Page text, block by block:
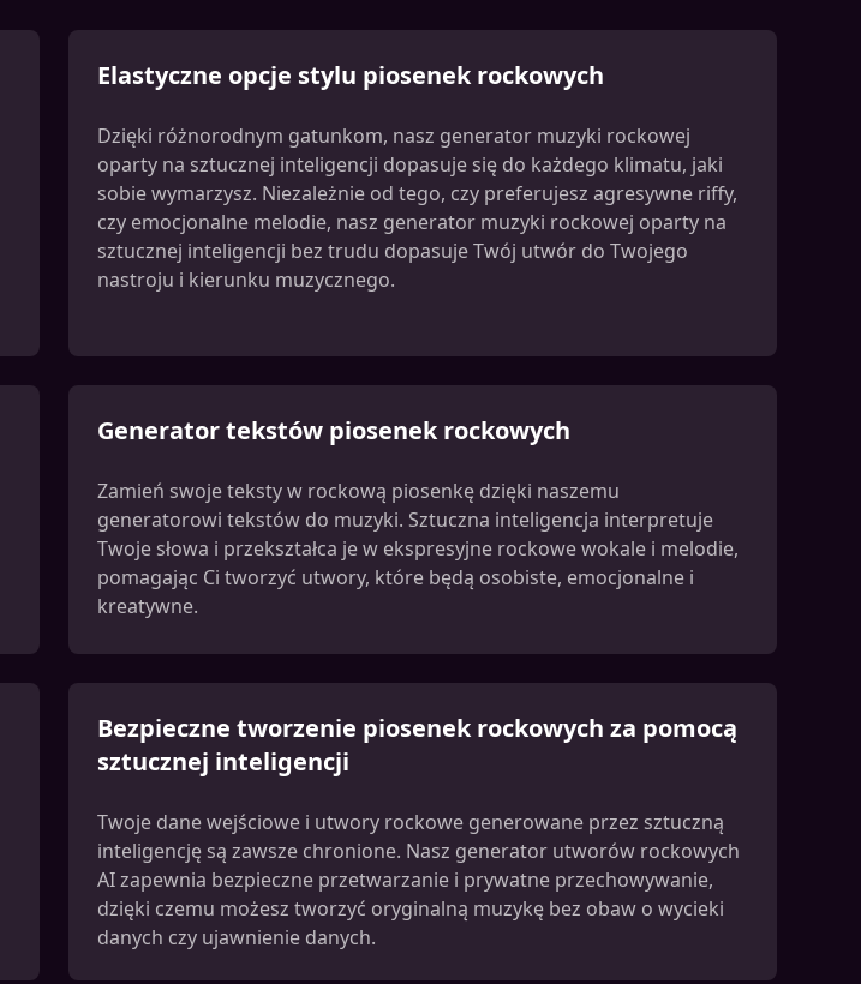
Elastyczne opcje stylu piosenek rockowych
Dzięki różnorodnym gatunkom, nasz generator muzyki rockowej
oparty na sztucznej inteligencji dopasuje się do każdego klimatu, jaki
sobie wymarzysz. Niezależnie od tego, czy preferujesz agresywne riffy,
czy emocjonalne melodie, nasz generator muzyki rockowej oparty na
sztucznej inteligencji bez trudu dopasuje Twój utwór do Twojego
nastroju i kierunku muzycznego.
Generator tekstów piosenek rockowych
Zamień swoje teksty w rockową piosenkę dzięki naszemu
generatorowi tekstów do muzyki. Sztuczna inteligencja interpretuje
Twoje słowa i przekształca je w ekspresyjne rockowe wokale i melodie,
pomagając Ci tworzyć utwory, które będą osobiste, emocjonalne i
kreatywne.
Bezpieczne tworzenie piosenek rockowych za pomocą
sztucznej inteligencji
Twoje dane wejściowe i utwory rockowe generowane przez sztuczną
inteligencję są zawsze chronione. Nasz generator utworów rockowych
AI zapewnia bezpieczne przetwarzanie i prywatne przechowywanie,
dzięki czemu możesz tworzyć oryginalną muzykę bez obaw o wycieki
danych czy ujawnienie danych.